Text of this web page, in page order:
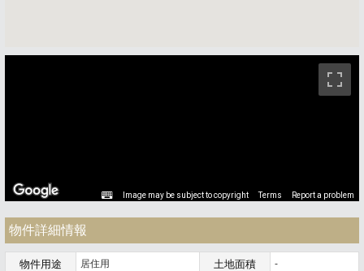
Image may be subject to copyright Terms Report a problem
物件詳細情報
物件用途 居住用 土地面積 -